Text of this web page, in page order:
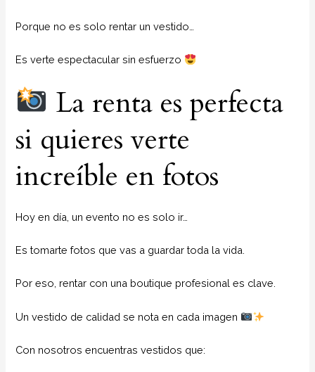
Porque no es solo rentar un vestido…
Es verte espectacular sin esfuerzo
La renta es perfecta
si quieres verte
increíble en fotos
Hoy en día, un evento no es solo ir…
Es tomarte fotos que vas a guardar toda la vida.
Por eso, rentar con una boutique profesional es clave.
Un vestido de calidad se nota en cada imagen
Con nosotros encuentras vestidos que: